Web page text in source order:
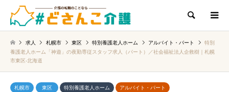
検索
求人 札幌市 東区 特別養護老人ホーム アルバイト・パート
特別
養護老人ホーム「神遊」の夜勤専従スタッフ求人（パート）／社会福祉法人企救樹｜札幌
市東区‐北海道
札幌市 東区 特別養護老人ホーム アルバイト・パート